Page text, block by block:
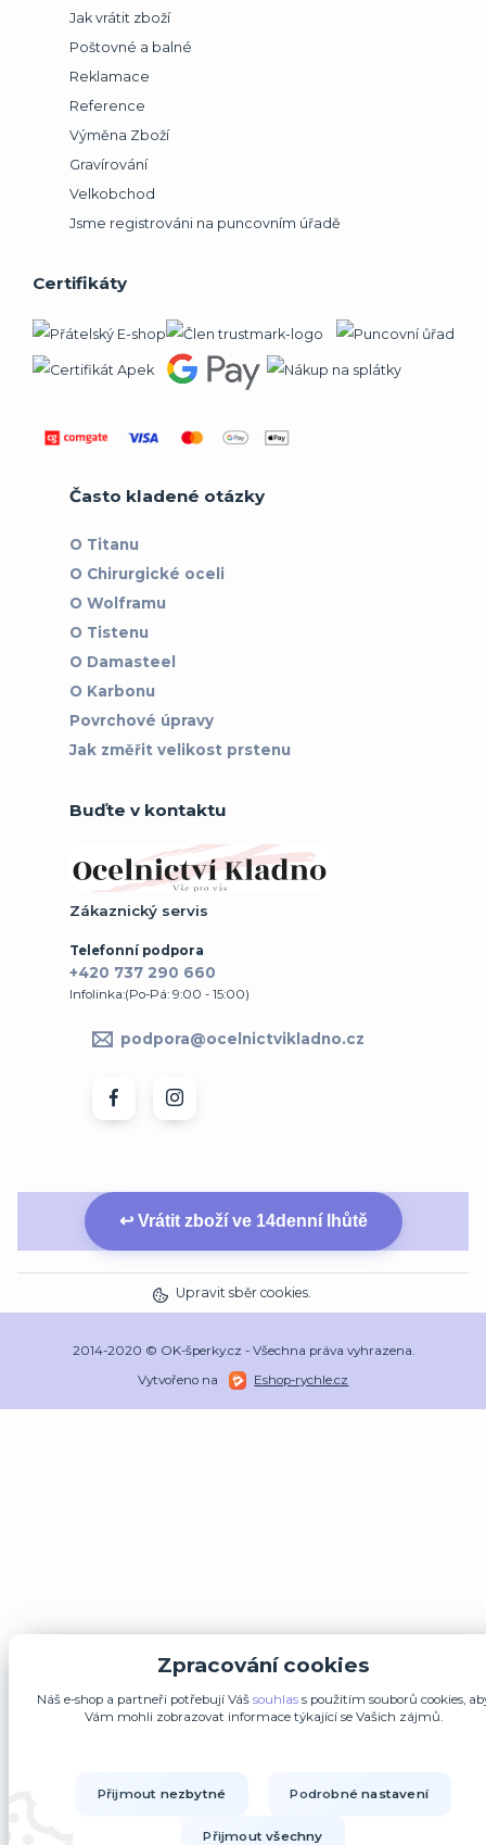
Jak vrátit zboží
Poštovné a balné
Reklamace
Reference
Výměna Zboží
Gravírování
Velkobchod
Jsme registrováni na puncovním úřadě
Certifikáty
Často kladené otázky
O Titanu
O Chirurgické oceli
O Wolframu
O Tistenu
O Damasteel
O Karbonu
Povrchové úpravy
Jak změřit velikost prstenu
Buďte v kontaktu
Zákaznický servis
Telefonní podpora
+420 737 290 660
Infolinka:(Po-Pá: 9:00 - 15:00)
podpora@ocelnictvikladno.cz
↩ Vrátit zboží ve 14denní lhůtě
Upravit sběr cookies.
2014-2020 © OK-šperky.cz - Všechna práva vyhrazena.
Vytvořeno na
Eshop-rychle.cz
Zpracování cookies
Náš e-shop a partneři potřebují Váš souhlass použitím souborů cookies,
Vám mohli zobrazovat informace týkající se Vašich zájmů.
Přijmout nezbytné Podrobné nastavení
Přijmout všechny